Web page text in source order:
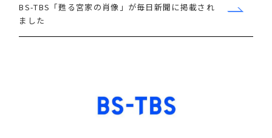
BS-TBS「甦る宮家の肖像」が毎日新聞に掲載され
ました